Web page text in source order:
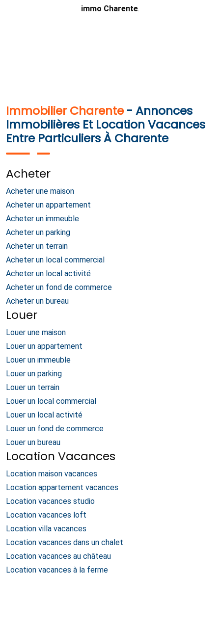
immo Charente.
Immobilier Charente- Annonces
Immobilières Et Location Vacances
Entre Particuliers À Charente
Acheter
Acheter une maison
Acheter un appartement
Acheter un immeuble
Acheter un parking
Acheter un terrain
Acheter un local commercial
Acheter un local activité
Acheter un fond de commerce
Acheter un bureau
Louer
Louer une maison
Louer un appartement
Louer un immeuble
Louer un parking
Louer un terrain
Louer un local commercial
Louer un local activité
Louer un fond de commerce
Louer un bureau
Location Vacances
Location maison vacances
Location appartement vacances
Location vacances studio
Location vacances loft
Location villa vacances
Location vacances dans un chalet
Location vacances au château
Location vacances à la ferme